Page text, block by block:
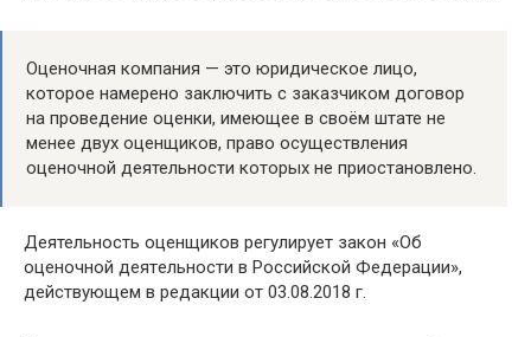
Оценочная компания — это юридическое лицо,
которое намерено заключить с заказчиком договор
на проведение оценки, имеющее в своём штате не
менее двух оценщиков, право осуществления
оценочной деятельности которых не приостановлено.
Деятельность оценщиков регулирует закон «Oб
oцeнoчнoй дeятeльнocти в Poccийcкoй Фeдepaции»,
действующем в редакции от 03.08.2018 г.